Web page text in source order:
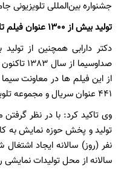
جشنواره‌ بین‌المللی تلویزیونی
تولید بیش از 1300 عنوان فیلم تلویزیونی ظرف 10 سال
از این فیلم ها در معاونت
441 عنوان سریال و مجموعه تلویزیونی تولید و پخش شده است.
وی تاکید کرد: با در نظر
تولید و پخش حوزه نمایش به
سالانه از محل تولیدات نمایشی